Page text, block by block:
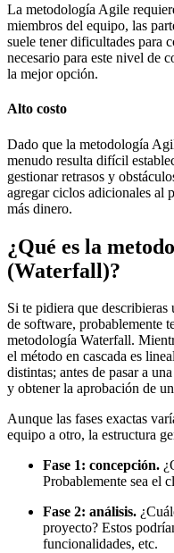
La metodología Agile
miembros del equipo, las
suele tener dificultades para
necesario para este nivel de
la mejor opción.
Alto costo
Dado que la metodología
menudo resulta difícil
gestionar retrasos y
agregar ciclos adicionales al
más dinero.
¿Qué es la
(Waterfall)?
Si te pidiera que
de software, probablemente
metodología Waterfall.
el método en cascada es
distintas; antes de pasar a
y obtener la aprobación de
Aunque las fases exactas
equipo a otro, la estructura
Fase 1: concepción.
Probablemente sea el
Fase 2: análisis.
proyecto? Estos
funcionalidades, etc.